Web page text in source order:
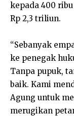
kepada 400
Rp 2,3 triliun.
“Sebanyak
ke penegak
Tanpa pupuk,
baik. Kami
Agung untuk
merugikan